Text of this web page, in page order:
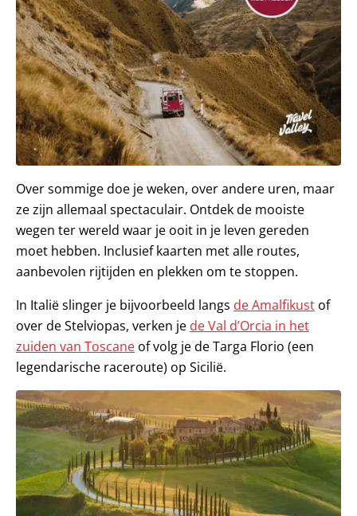
Over sommige doe je weken, over andere uren, maar
ze zijn allemaal spectaculair. Ontdek de mooiste
wegen ter wereld waar je ooit in je leven gereden
moet hebben. Inclusief kaarten met alle routes,
aanbevolen rijtijden en plekken om te stoppen.
In Italië slinger je bijvoorbeeld langs de Amalfikust of
over de Stelviopas, verken je de Val d’Orcia in het
zuiden van Toscane of volg je de Targa Florio (een
legendarische raceroute) op Sicilië.